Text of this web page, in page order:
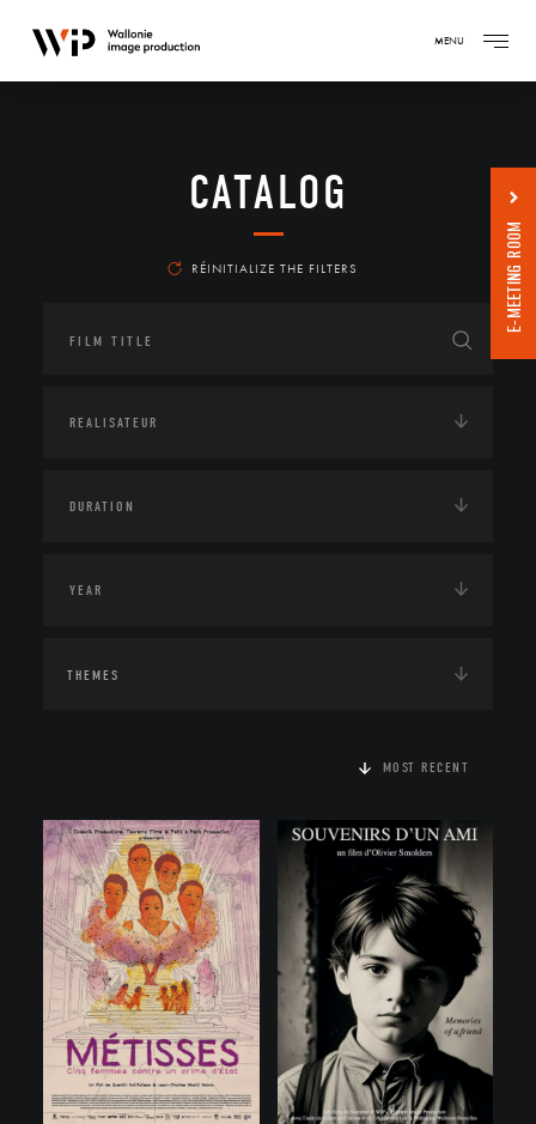
MENU
CATALOG
RÉINITIALIZE THE FILTERS
THEMES
MOST RECENT
E-MEETING ROOM